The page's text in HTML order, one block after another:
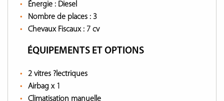
Énergie : Diesel
Nombre de places : 3
Chevaux Fiscaux : 7 cv
ÉQUIPEMENTS ET OPTIONS
2 vitres ?lectriques
Airbag x 1
Climatisation manuelle